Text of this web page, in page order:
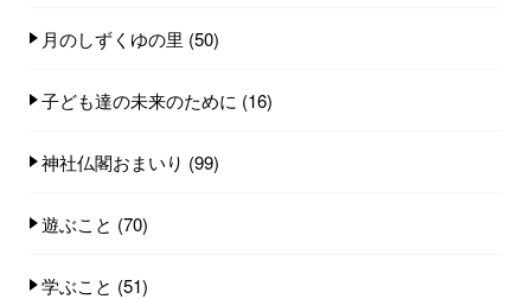
月のしずくゆの里 (50)
子ども達の未来のために (16)
神社仏閣おまいり (99)
遊ぶこと (70)
学ぶこと (51)